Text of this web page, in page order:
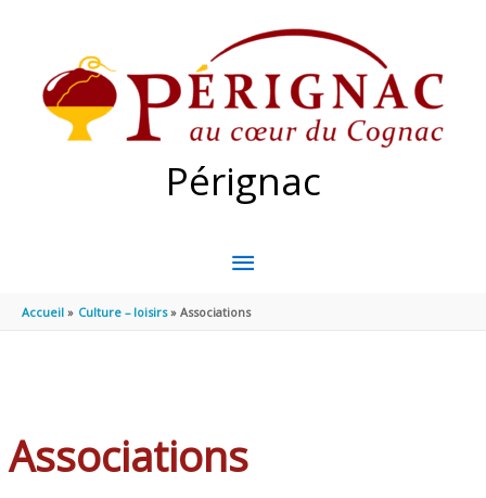
Pérignac
MENU
PRINCIPAL
Accueil Culture – loisirs Associations
Associations